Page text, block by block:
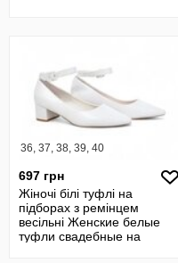
36, 37, 38, 39, 40
697 грн
Жіночі білі туфлі на
підборах з ремінцем
весільні Женские белые
туфли свадебные на